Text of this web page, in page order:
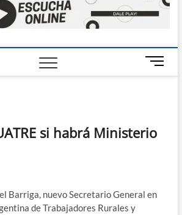
B
o
d
e
ú
si habrá Ministerio
Barriga, nuevo Secretario General en
de Trabajadores Rurales y